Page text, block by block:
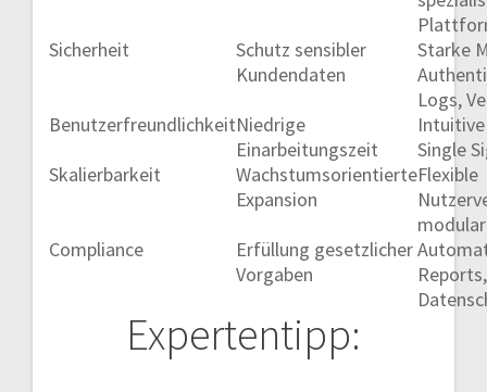
Sicherheit
Schutz sensibler
Kundendaten
Starke
Logs,
BenutzerfreundlichkeitNiedrige
Einarbeitungszeit
Single
Skalierbarkeit
Wachstumsorientierte
Expansion
Flexible
Compliance
Erfüllung gesetzlicher
Vorgaben
Reports,
Expertentipp: